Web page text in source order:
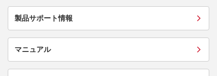
製品サポート情報
マニュアル